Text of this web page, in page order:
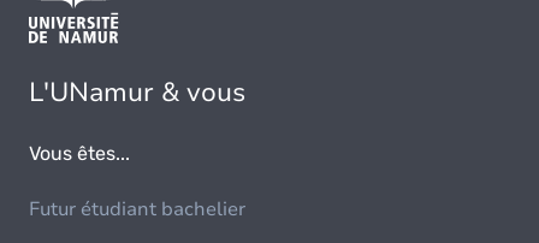
L'UNamur & vous
Vous êtes...
Futur étudiant bachelier